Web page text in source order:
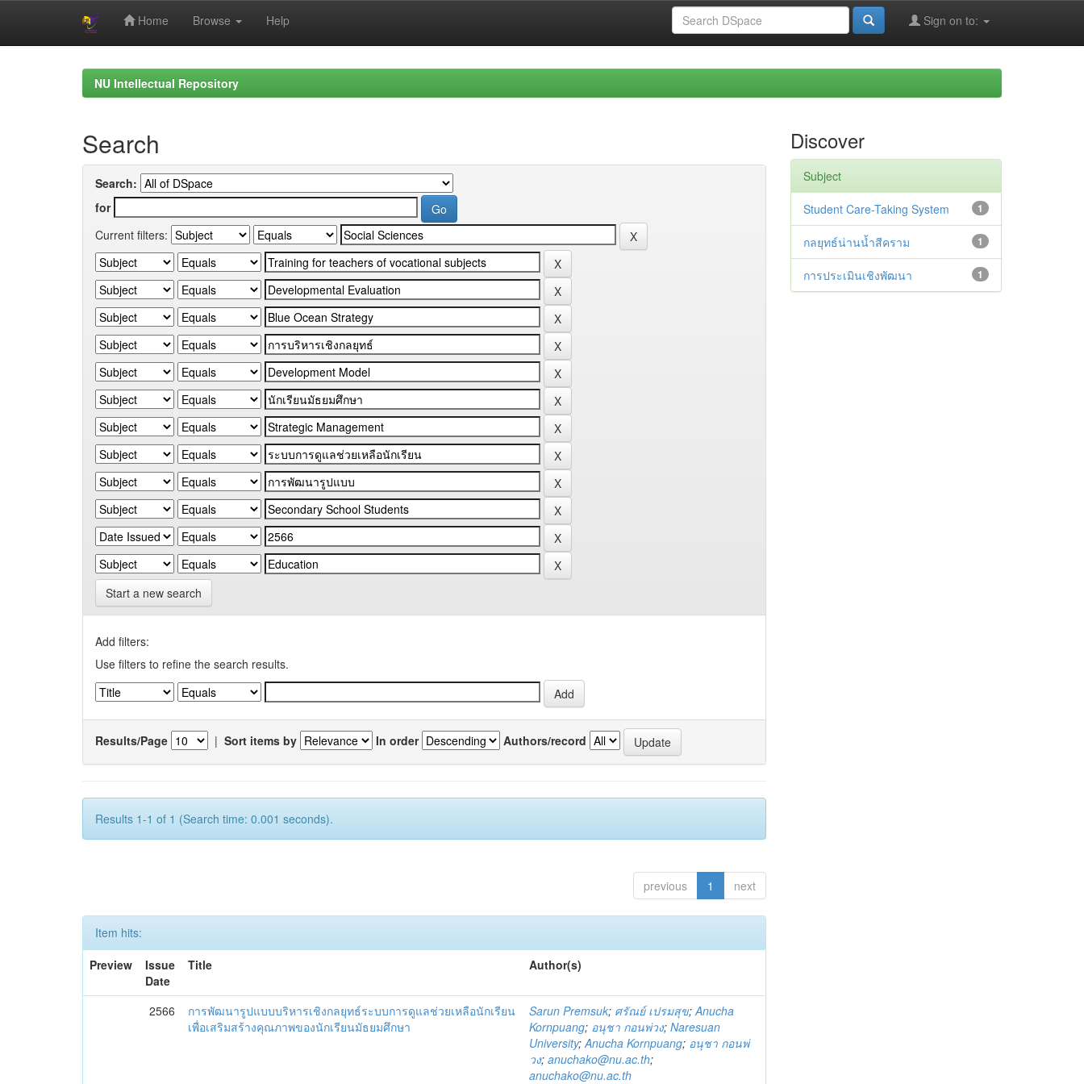
Home Browse Help Sign on to:
NU Intellectual Repository
Search
Search:
for
Current filters:
Start a new search
Add filters:
Use filters to refine the search results.
Results/Page | Sort items by In order Authors/record
Results 1-1 of 1 (Search time: 0.001 seconds).
previous 1 next
Item hits:
Preview
Issue
Date
Title Author(s)
2566
การพัฒนารูปแบบบริหารเชิงกลยุทธ์ระบบการดูแลช่วยเหลือนักเรียน
เพื่อเสริมสร้างคุณภาพของนักเรียนมัธยมศึกษา
Sarun Premsuk; ศรัณย์ เปรมสุข;Anucha
Kornpuang; อนุชา กอนพ่วง;Naresuan
University;Anucha Kornpuang; อนุชา กอนพ่
วง;anuchako@nu.ac.th;
anuchako@nu.ac.th
Discover
Subject
1
Student Care-Taking System
1
กลยุทธ์น่านน้ำสีคราม
1
การประเมินเชิงพัฒนา